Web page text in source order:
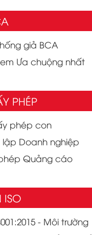
giả BCA
Ưa chuộng nhất
PHÉP
phép con
lập Doanh nghiệp
Quảng cáo
ISO
- Môi trường